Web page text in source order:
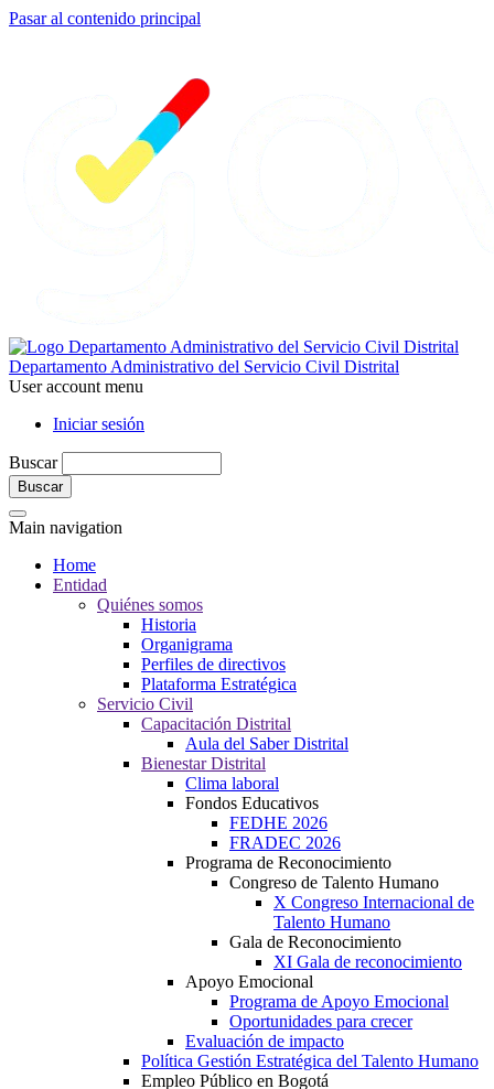
Pasar al contenido principal
Departamento Administrativo del Servicio Civil Distrital
User account menu
Iniciar sesión
Buscar
Main navigation
Home
Entidad
Quiénes somos
Historia
Organigrama
Perfiles de directivos
Plataforma Estratégica
Servicio Civil
Capacitación Distrital
Aula del Saber Distrital
Bienestar Distrital
Clima laboral
Fondos Educativos
FEDHE 2026
FRADEC 2026
Programa de Reconocimiento
Congreso de Talento Humano
X Congreso Internacional de
Talento Humano
Gala de Reconocimiento
XI Gala de reconocimiento
Apoyo Emocional
Programa de Apoyo Emocional
Oportunidades para crecer
Evaluación de impacto
Política Gestión Estratégica del Talento Humano
Empleo Público en Bogotá